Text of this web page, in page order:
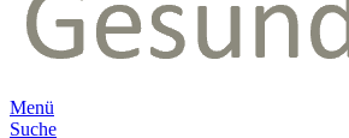
Menü
Suche